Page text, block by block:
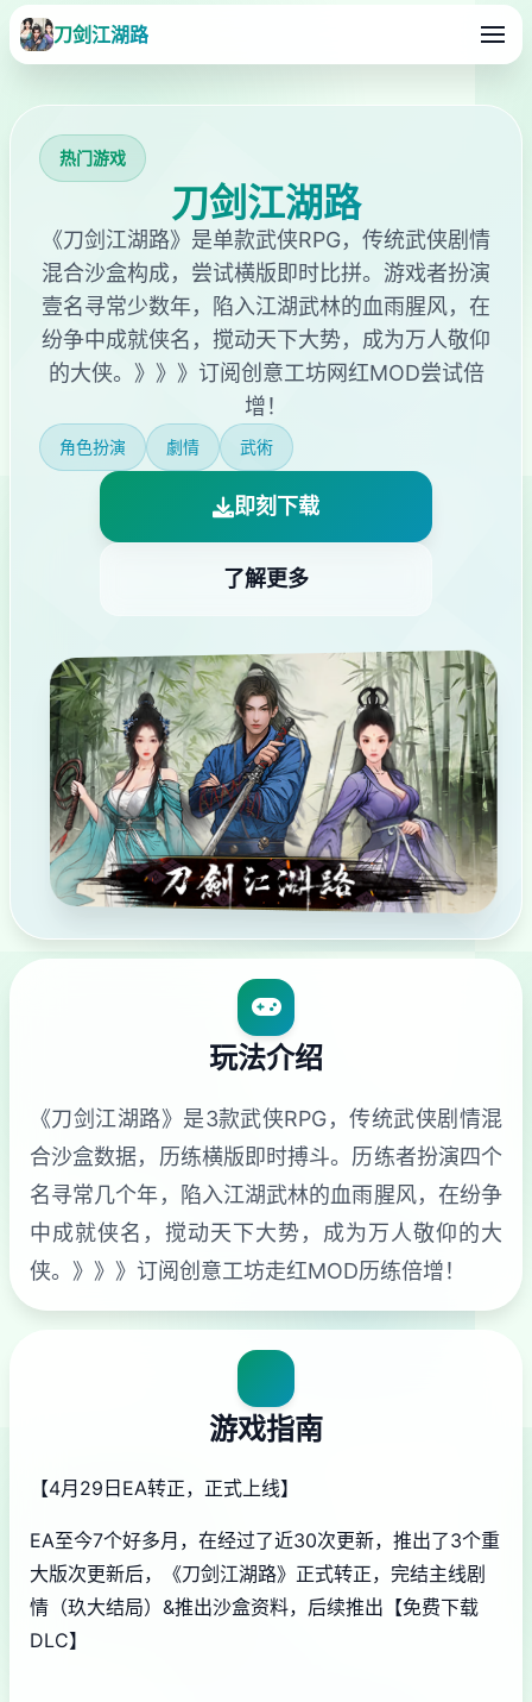
刀剑江湖路
热门游戏
刀剑江湖路
《刀剑江湖路》是单款武侠RPG，传统武侠剧情
混合沙盒构成，尝试横版即时比拼。游戏者扮演
壹名寻常少数年，陷入江湖武林的血雨腥风，在
纷争中成就侠名，搅动天下大势，成为万人敬仰
的大侠。》》》订阅创意工坊网红MOD尝试倍
增！
角色扮演 劇情 武術
即刻下载
了解更多
玩法介绍
《刀剑江湖路》是3款武侠RPG，传统武侠剧情混
合沙盒数据，历练横版即时搏斗。历练者扮演四个
名寻常几个年，陷入江湖武林的血雨腥风，在纷争
中成就侠名，搅动天下大势，成为万人敬仰的大
侠。》》》订阅创意工坊走红MOD历练倍增！
游戏指南
【4月29日EA转正，正式上线】
EA至今7个好多月，在经过了近30次更新，推出了3个重
大版次更新后，《刀剑江湖路》正式转正，完结主线剧
情（玖大结局）&推出沙盒资料，后续推出【免费下载
DLC】